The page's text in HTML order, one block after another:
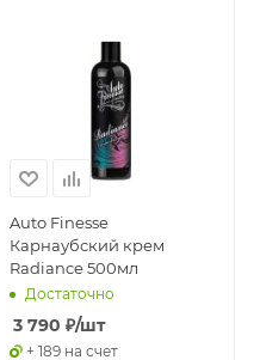
Auto Finesse
Карнаубский крем
Radiance 500мл
Достаточно
3 790 ₽/шт
+ 189 на счет